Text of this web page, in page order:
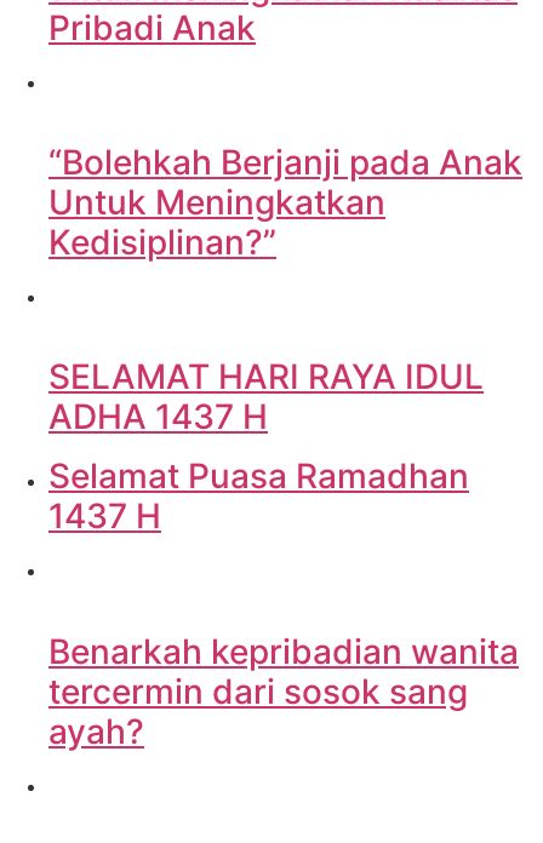
Pribadi Anak
“Bolehkah Berjanji pada Anak
Untuk Meningkatkan
Kedisiplinan?”
SELAMAT HARI RAYA IDUL
ADHA 1437 H
Selamat Puasa Ramadhan
1437 H
Benarkah kepribadian wanita
tercermin dari sosok sang
ayah?